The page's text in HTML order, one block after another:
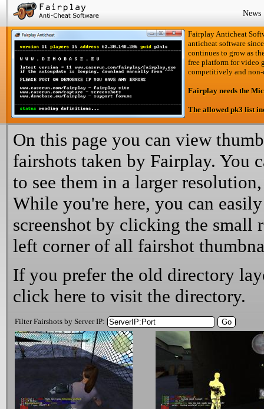
News
Fairplay Anticheat
anticheat software
continues to grow as
free platform for video
competitively and
Fairplay needs the
The allowed pk3 list
On this page you can view
fairshots taken by Fairplay. You
to see them in a larger
While you're here, you can
screenshot by clicking the small
left corner of all fairshot
If you prefer the old directory
click here to visit the directory.
Filter Fairshots by Server IP: